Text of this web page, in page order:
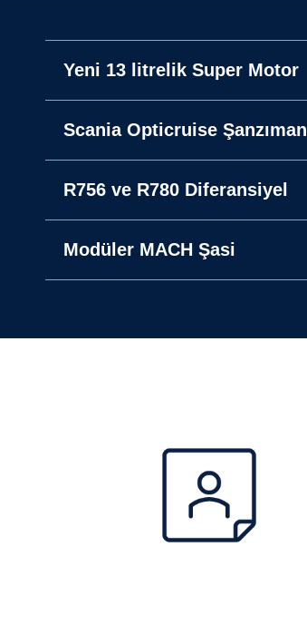
Yeni 13 litrelik Super Motor
Scania Opticruise Şanzıman
R756 ve R780 Diferansiyel
Modüler MACH Şasi